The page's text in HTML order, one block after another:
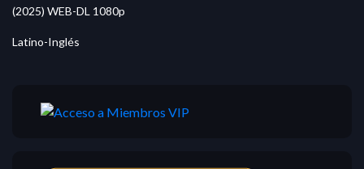
(2025) WEB-DL 1080p
Latino-Inglés